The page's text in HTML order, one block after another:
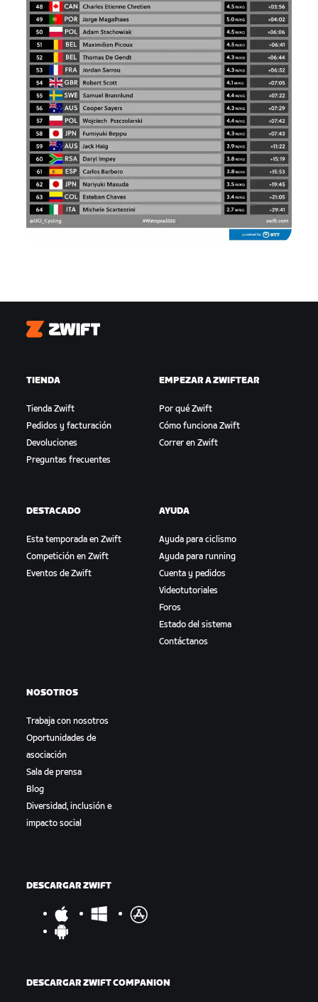
Zwift
TIENDA
Tienda Zwift
Pedidos y facturación
Devoluciones
Preguntas frecuentes
EMPEZAR A ZWIFTEAR
Por qué Zwift
Cómo funciona Zwift
Correr en Zwift
DESTACADO
Esta temporada en Zwift
Competición en Zwift
Eventos de Zwift
AYUDA
Ayuda para ciclismo
Ayuda para running
Cuenta y pedidos
Videotutoriales
Foros
Estado del sistema
Contáctanos
NOSOTROS
Trabaja con nosotros
Oportunidades de
asociación
Sala de prensa
Blog
Diversidad, inclusión e
impacto social
DESCARGAR ZWIFT
DESCARGAR ZWIFT COMPANION